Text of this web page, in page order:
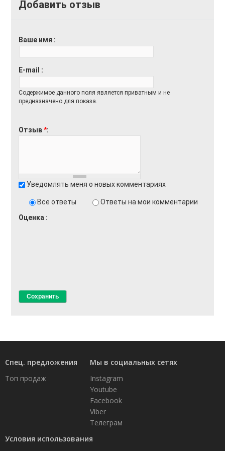
Возврат товара
Добавить отзыв
Ваше имя
E-mail
Содержимое данного поля является приватным и не
предназначено для показа.
Отзыв*
Уведомлять меня о новых комментариях
Все ответы
Ответы на мои комментарии
Оценка
Спец. предложения
Топ продаж
Мы в социальных сетях
Instagram
Youtube
Facebook
Viber
Телеграм
Условия использования